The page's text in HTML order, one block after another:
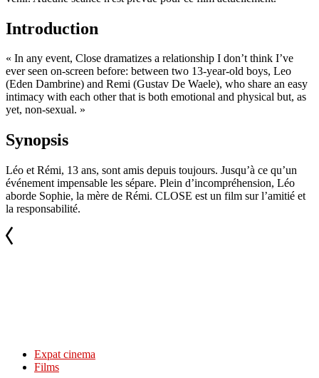
Introduction
« In any event, Close dramatizes a relationship I don’t think I’ve
ever seen on-screen before: between two 13-year-old boys, Leo
(Eden Dambrine) and Remi (Gustav De Waele), who share an easy
intimacy with each other that is both emotional and physical but, as
yet, non-sexual. »
Synopsis
Léo et Rémi, 13 ans, sont amis depuis toujours. Jusqu’à ce qu’un
événement impensable les sépare. Plein d’incompréhension, Léo
aborde Sophie, la mère de Rémi. CLOSE est un film sur l’amitié et
la responsabilité.
Expat cinema
Films